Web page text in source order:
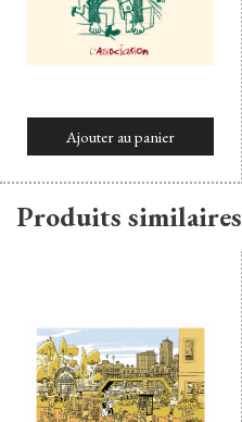
Ajouter au panier
Produits similaires